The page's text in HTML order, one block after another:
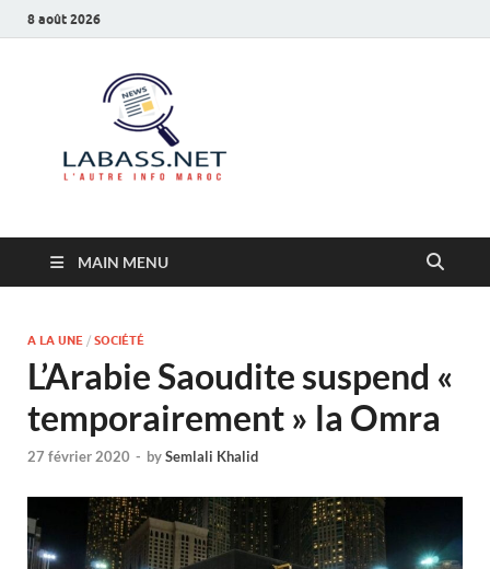
8 août 2026
MAIN MENU
A LA UNE / SOCIÉTÉ
L’Arabie Saoudite suspend «
temporairement » la Omra
27 février 2020 - bySemlali Khalid